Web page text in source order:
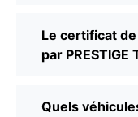
Le certificat
par PRESTIGE
Quels